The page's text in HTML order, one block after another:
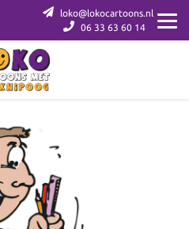
loko@lokocartoons.nl
06 33 63 60 14